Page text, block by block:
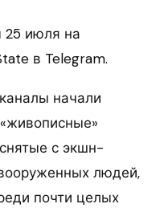
25 июля на
в Telegram.
начали
с экшн-
людей,
почти целых